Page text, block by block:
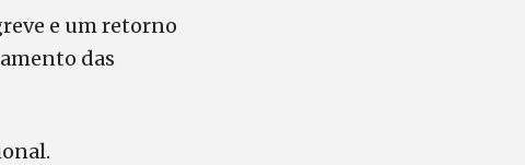
e um retorno
das